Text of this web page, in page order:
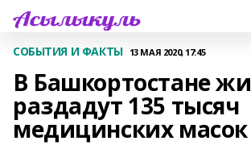
СОБЫТИЯ И ФАКТЫ 13 МАЯ 2020, 17:45
В Башкортостане
раздадут 135 тысяч
медицинских масок